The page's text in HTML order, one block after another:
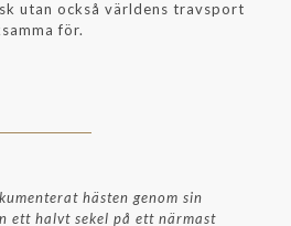
utan också världens travsport
för.
hästen genom sin
ett halvt sekel på ett närmast